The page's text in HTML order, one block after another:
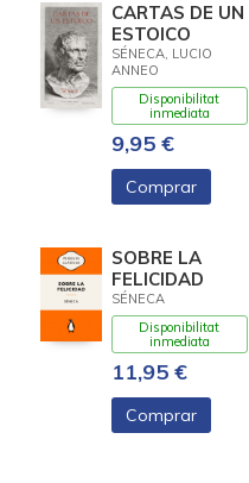
CARTAS DE UN
ESTOICO
SÉNECA, LUCIO
ANNEO
Disponibilitat
inmediata
9,95 €
Comprar
SOBRE LA
FELICIDAD
SÉNECA
Disponibilitat
inmediata
11,95 €
Comprar